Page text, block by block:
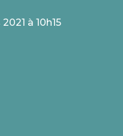
à 10h15